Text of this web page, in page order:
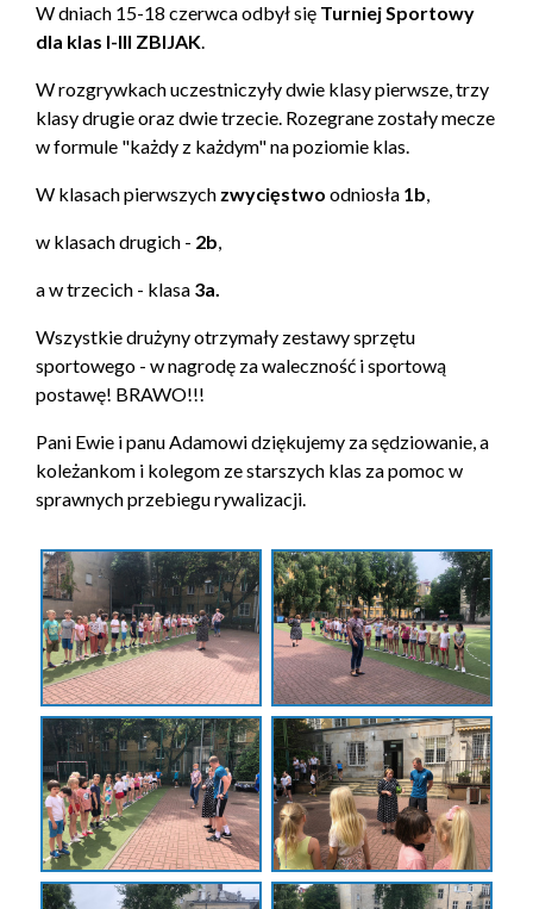
W dniach 15-18 czerwca odbył się Turniej Sportowy
dla klas I-III ZBIJAK.
W rozgrywkach uczestniczyły dwie klasy pierwsze, trzy
klasy drugie oraz dwie trzecie. Rozegrane zostały mecze
w formule "każdy z każdym" na poziomie klas.
W klasach pierwszych zwycięstwo odniosła 1b,
w klasach drugich - 2b,
a w trzecich - klasa 3a.
Wszystkie drużyny otrzymały zestawy sprzętu
sportowego - w nagrodę za waleczność i sportową
postawę! BRAWO!!!
Pani Ewie i panu Adamowi dziękujemy za sędziowanie, a
koleżankom i kolegom ze starszych klas za pomoc w
sprawnych przebiegu rywalizacji.